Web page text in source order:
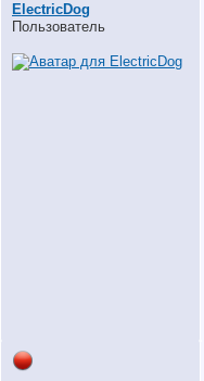
ElectricDog
Пользователь